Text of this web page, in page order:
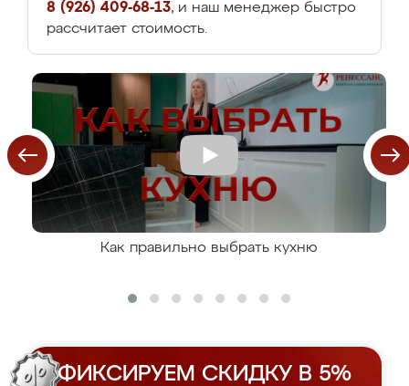
8 (926) 409-68-13, и наш менеджер быстро
рассчитает стоимость.
Как правильно выбрать кухню
ФИКСИРУЕМ СКИДКУ В 5%